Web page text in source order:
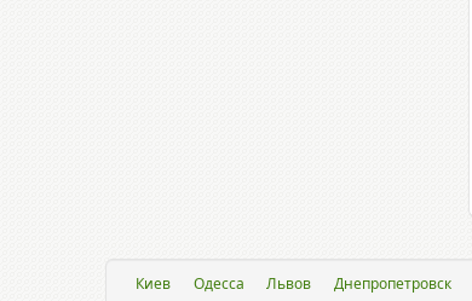
Киев Одесса Львов Днепропетровск